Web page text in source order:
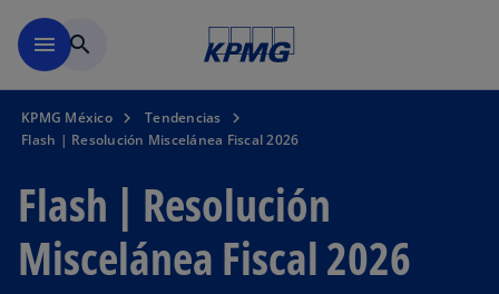
menu search
KPMG México
Tendencias
Flash | Resolución Miscelánea Fiscal 2026
Flash | Resolución
Miscelánea Fiscal 2026